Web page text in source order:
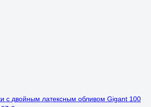
с двойным латексным обливом Gigant 100